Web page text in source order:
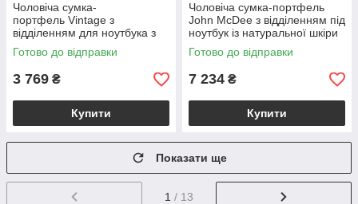
Чоловіча сумка-
портфель Vintage з
відділенням для ноутбука з
натуральної шкіри
коричневого кольору
Готово до відправки
3 769 ₴
Купити
Чоловіча сумка-портфель
John McDee з відділенням під
ноутбук із натуральної шкіри
коричневого кольору
BSJD7320C
Готово до відправки
7 234 ₴
Купити
Показати ще
1 / 13